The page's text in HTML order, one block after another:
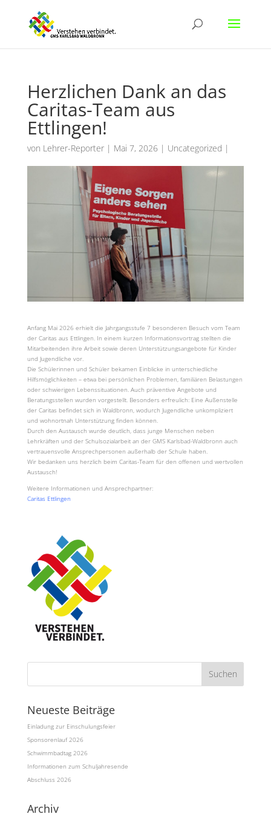
Herzlichen Dank an das
Caritas-Team aus
Ettlingen!
von Lehrer-Reporter| Mai 7, 2026| Uncategorized |
Anfang Mai 2026 erhielt die Jahrgangsstufe 7 besonderen Besuch vom Team
der Caritas aus Ettlingen. In einem kurzen Informationsvortrag stellten die
Mitarbeitenden ihre Arbeit sowie deren Unterstützungsangebote für Kinder
und Jugendliche vor.
Die Schülerinnen und Schüler bekamen Einblicke in unterschiedliche
Hilfsmöglichkeiten – etwa bei persönlichen Problemen, familiären Belastungen
oder schwierigen Lebenssituationen. Auch präventive Angebote und
Beratungsstellen wurden vorgestellt. Besonders erfreulich: Eine Außenstelle
der Caritas befindet sich in Waldbronn, wodurch Jugendliche unkompliziert
und wohnortnah Unterstützung finden können.
Durch den Austausch wurde deutlich, dass junge Menschen neben
Lehrkräften und der Schulsozialarbeit an der GMS Karlsbad-Waldbronn auch
vertrauensvolle Ansprechpersonen außerhalb der Schule haben.
Wir bedanken uns herzlich beim Caritas-Team für den offenen und wertvollen
Austausch!
Weitere Informationen und Ansprechpartner:
Caritas Ettlingen
Neueste Beiträge
Einladung zur Einschulungsfeier
Sponsorenlauf 2026
Schwimmbadtag 2026
Informationen zum Schuljahresende
Abschluss 2026
Archiv